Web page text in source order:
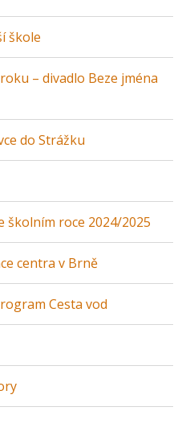
škole
– divadlo Beze jména
do Strážku
školním roce 2024/2025
centra v Brně
Cesta vod